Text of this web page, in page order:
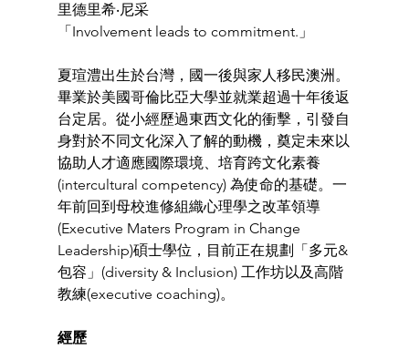
里德里希‧尼采
「Involvement leads to commitment.」
夏瑄澧出生於台灣，國一後與家人移民澳洲。
畢業於美國哥倫比亞大學並就業超過十年後返
台定居。從小經歷過東西文化的衝擊，引發自
身對於不同文化深入了解的動機，奠定未來以
協助人才適應國際環境、培育跨文化素養
(intercultural competency) 為使命的基礎。一
年前回到母校進修組織心理學之改革領導
(Executive Maters Program in Change
Leadership)碩士學位，目前正在規劃「多元&
包容」(diversity & Inclusion) 工作坊以及高階
教練(executive coaching)。
經歷